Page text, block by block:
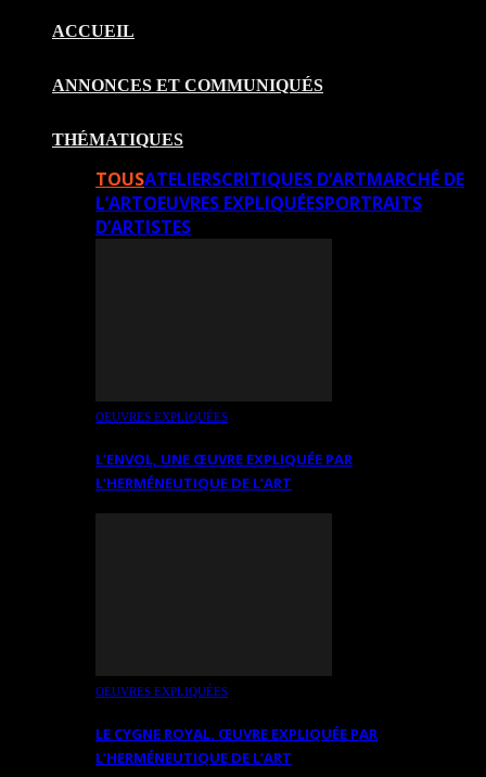
ACCUEIL
ANNONCES ET COMMUNIQUÉS
THÉMATIQUES
TOUSATELIERSCRITIQUES D’ARTMARCHÉ DE
L’ARTOEUVRES EXPLIQUÉESPORTRAITS
D’ARTISTES
OEUVRES EXPLIQUÉES
L’ENVOL, UNE ŒUVRE EXPLIQUÉE PAR
L’HERMÉNEUTIQUE DE L’ART
OEUVRES EXPLIQUÉES
LE CYGNE ROYAL. ŒUVRE EXPLIQUÉE PAR
L’HERMÉNEUTIQUE DE L’ART